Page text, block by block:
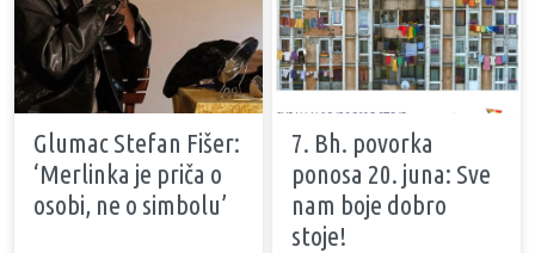
Glumac Stefan Fišer:
‘Merlinka je priča o
osobi, ne o simbolu’
7. Bh. povorka
ponosa 20. juna: Sve
nam boje dobro
stoje!